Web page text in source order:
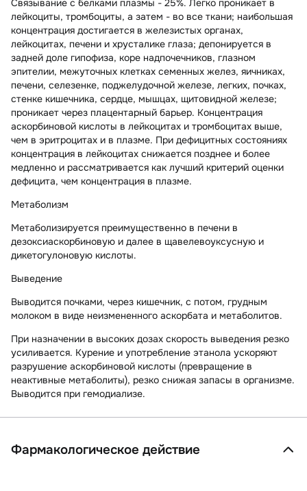
Связывание с белками плазмы - 25%. Легко проникает в
лейкоциты, тромбоциты, а затем - во все ткани; наибольшая
концентрация достигается в железистых органах,
лейкоцитах, печени и хрусталике глаза; депонируется в
задней доле гипофиза, коре надпочечников, глазном
эпителии, межуточных клетках семенных желез, яичниках,
печени, селезенке, поджелудочной железе, легких, почках,
стенке кишечника, сердце, мышцах, щитовидной железе;
проникает через плацентарный барьер. Концентрация
аскорбиновой кислоты в лейкоцитах и тромбоцитах выше,
чем в эритроцитах и в плазме. При дефицитных состояниях
концентрация в лейкоцитах снижается позднее и более
медленно и рассматривается как лучший критерий оценки
дефицита, чем концентрация в плазме.
Метаболизм
Метаболизируется преимущественно в печени в
дезоксиаскорбиновую и далее в щавелевоуксусную и
дикетогулоновую кислоты.
Выведение
Выводится почками, через кишечник, с потом, грудным
молоком в виде неизмененного аскорбата и метаболитов.
При назначении в высоких дозах скорость выведения резко
усиливается. Курение и употребление этанола ускоряют
разрушение аскорбиновой кислоты (превращение в
неактивные метаболиты), резко снижая запасы в организме.
Выводится при гемодиализе.
Фармакологическое действие